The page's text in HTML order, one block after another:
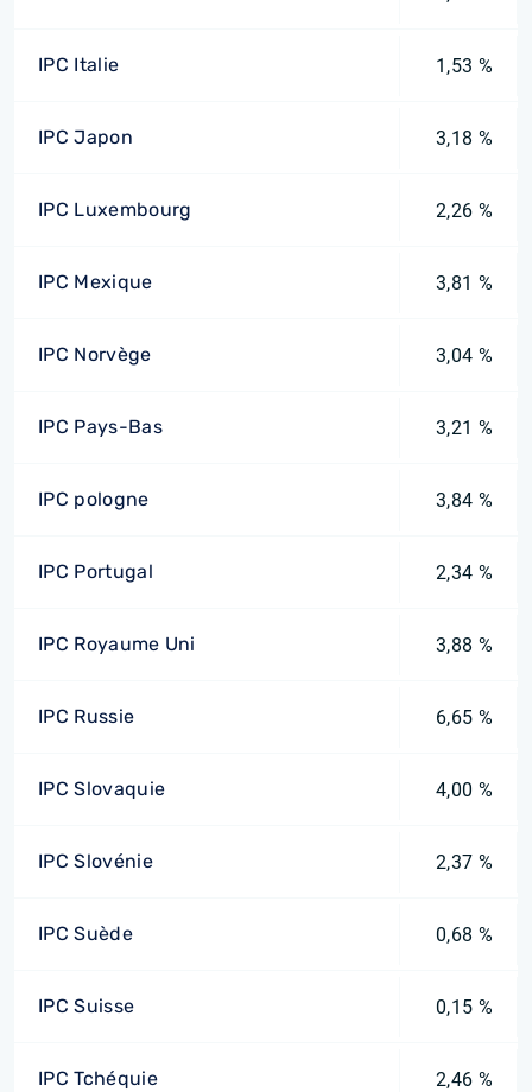
IPC Italie 1,53 %
IPC Japon 3,18 %
IPC Luxembourg 2,26 %
IPC Mexique 3,81 %
IPC Norvège 3,04 %
IPC Pays-Bas 3,21 %
IPC pologne 3,84 %
IPC Portugal 2,34 %
IPC Royaume Uni 3,88 %
IPC Russie 6,65 %
IPC Slovaquie 4,00 %
IPC Slovénie 2,37 %
IPC Suède 0,68 %
IPC Suisse 0,15 %
IPC Tchéquie 2,46 %